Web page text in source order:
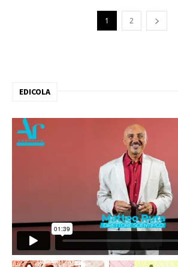
1 2
EDICOLA